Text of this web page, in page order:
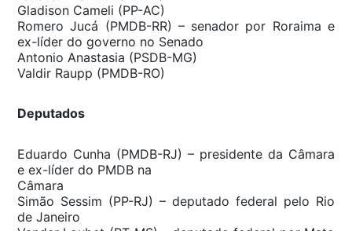
Gladison Cameli (PP-AC)
Romero Jucá (PMDB-RR) – senador por Roraima e
ex-líder do governo no Senado
Antonio Anastasia (PSDB-MG)
Valdir Raupp (PMDB-RO)
Deputados
Eduardo Cunha (PMDB-RJ) – presidente da Câmara
e ex-líder do PMDB na
Câmara
Simão Sessim (PP-RJ) – deputado federal pelo Rio
de Janeiro